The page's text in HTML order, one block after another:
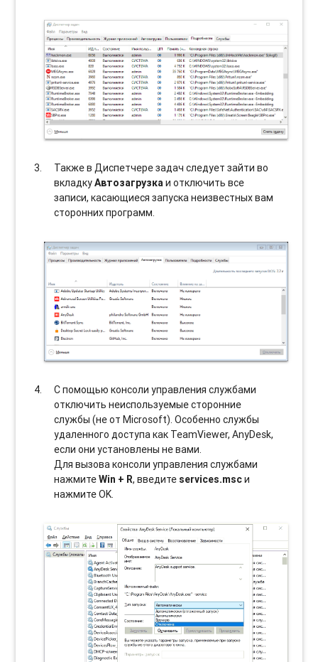
Также в Диспетчере задач следует зайти во
вкладкуАвтозагрузкаи отключить все
записи, касающиеся запуска неизвестных вам
сторонних программ.
С помощью консоли управления службами
отключить неиспользуемые сторонние
службы (не от Microsoft). Особенно службы
удаленного доступа как TeamViewer, AnyDesk,
если они установлены не вами.
Для вызова консоли управления службами
нажмитеWin + R, введите services.mscи
нажмите OK.